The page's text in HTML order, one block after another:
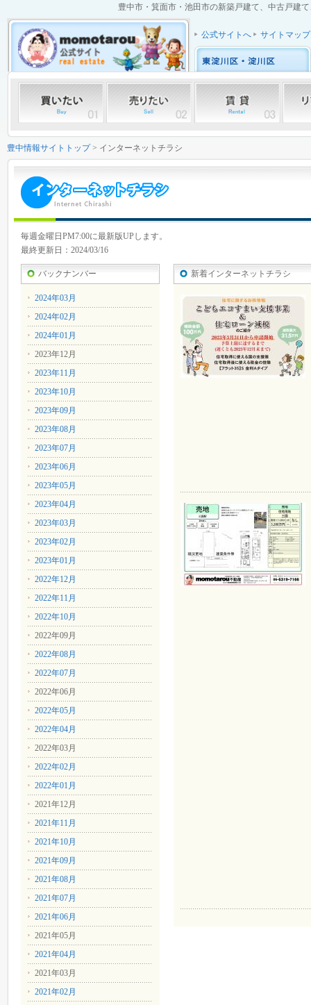
豊中市・箕面市・池田市の新築戸建て、中古戸建
公式サイトへ サイトマップ
豊中情報サイトトップ> インターネットチラシ
毎週金曜日PM7:00に最新版UPします。
最終更新日：2024/03/16
バックナンバー
2024年03月
2024年02月
2024年01月
2023年12月
2023年11月
2023年10月
2023年09月
2023年08月
2023年07月
2023年06月
2023年05月
2023年04月
2023年03月
2023年02月
2023年01月
2022年12月
2022年11月
2022年10月
2022年09月
2022年08月
2022年07月
2022年06月
2022年05月
2022年04月
2022年03月
2022年02月
2022年01月
2021年12月
2021年11月
2021年10月
2021年09月
2021年08月
2021年07月
2021年06月
2021年05月
2021年04月
2021年03月
2021年02月
新着インターネットチラシ